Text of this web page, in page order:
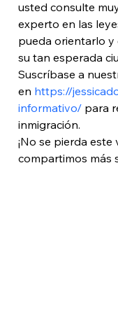
usted consulte
experto en las
pueda orientarlo
su tan esperada
Suscríbase a
en https://
informativo/ para
inmigración.
¡No se pierda
compartimos más